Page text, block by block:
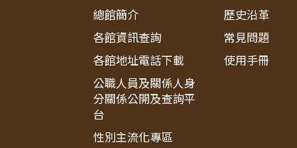
總館簡介
各館資訊查詢
各館地址電話下載
公職人員及關係人身
分關係公開及查詢平
台
性別主流化專區
歷史沿革
常見問題
使用手冊